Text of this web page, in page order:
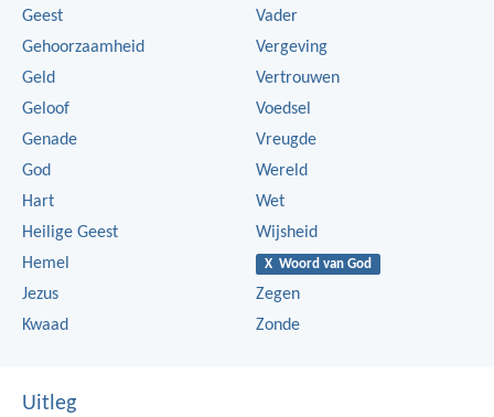
Geest
Gehoorzaamheid
Geld
Geloof
Genade
God
Hart
Heilige Geest
Hemel
Jezus
Kwaad
Vader
Vergeving
Vertrouwen
Voedsel
Vreugde
Wereld
Wet
Wijsheid
X Woord van God
Zegen
Zonde
Uitleg